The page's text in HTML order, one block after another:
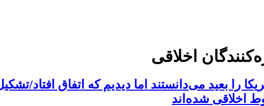
اخلاقی
را بعید می‌دانستند اما دیدیم که اتفاق افتاد/
اخلاقی شده‌اند